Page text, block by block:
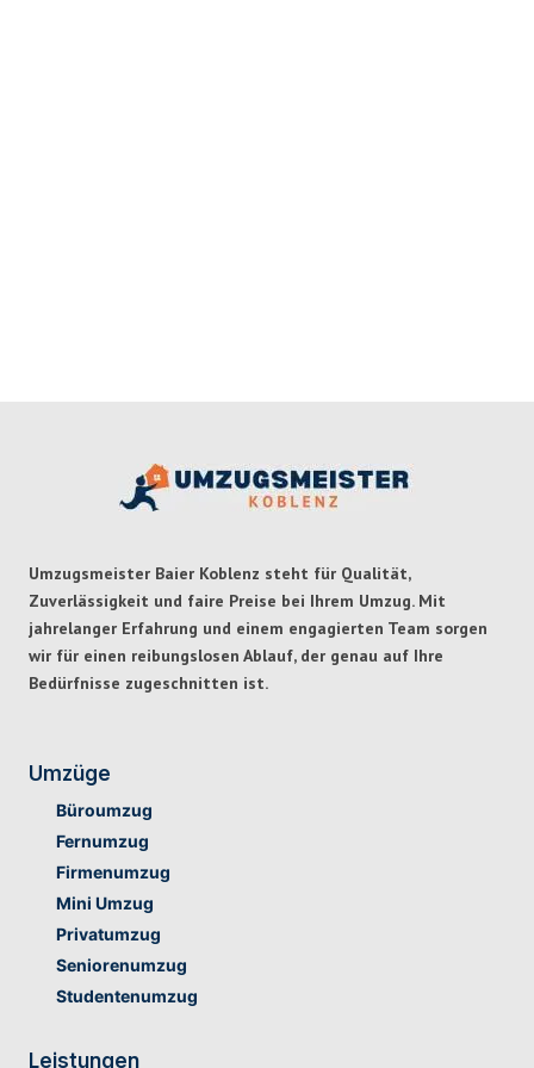
Umzugsmeister Baier Koblenz steht für Qualität,
Zuverlässigkeit und faire Preise bei Ihrem Umzug. Mit
jahrelanger Erfahrung und einem engagierten Team sorgen
wir für einen reibungslosen Ablauf,der genau auf Ihre
Bedürfnisse zugeschnitten ist.
Umzüge
Büroumzug
Fernumzug
Firmenumzug
Mini Umzug
Privatumzug
Seniorenumzug
Studentenumzug
Leistungen